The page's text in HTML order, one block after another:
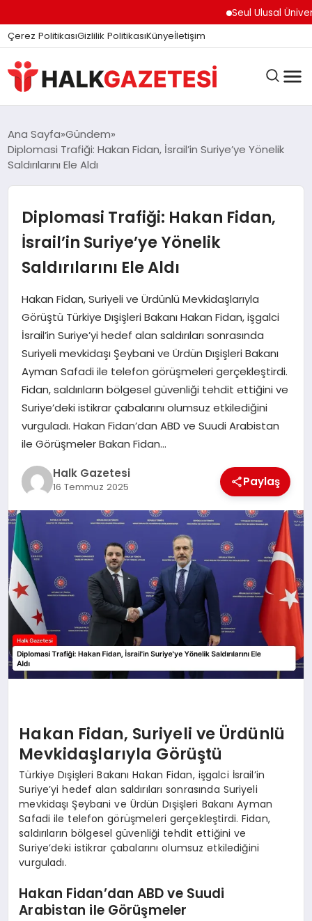
Seul Ulusal
Çerez PolitikasıGizlilik PolitikasıKünyeİletişim
DÜNYA
EĞITIM
EKONOMI
MAGAZIN
SAĞLIK
SIYASET
SPOR
TEKNOLOJI
YAŞAM
Ana Sayfa Gündem
Diplomasi Trafiği: Hakan Fidan, İsrail’in Suriye’ye Yönelik
Saldırılarını Ele Aldı
Diplomasi Trafiği: Hakan Fidan,
İsrail’in Suriye’ye Yönelik
Saldırılarını Ele Aldı
Hakan Fidan, Suriyeli ve Ürdünlü Mevkidaşlarıyla
Görüştü Türkiye Dışişleri Bakanı Hakan Fidan, işgalci
İsrail’in Suriye’yi hedef alan saldırıları sonrasında
Suriyeli mevkidaşı Şeybani ve Ürdün Dışişleri Bakanı
Ayman Safadi ile telefon görüşmeleri gerçekleştirdi.
Fidan, saldırıların bölgesel güvenliği tehdit ettiğini ve
Suriye’deki istikrar çabalarını olumsuz etkilediğini
vurguladı. Hakan Fidan’dan ABD ve Suudi Arabistan
ile Görüşmeler Bakan Fidan…
Halk Gazetesi
16 Temmuz 2025 Paylaş
Hakan Fidan, Suriyeli ve Ürdünlü
Mevkidaşlarıyla Görüştü
Türkiye Dışişleri Bakanı Hakan Fidan, işgalci İsrail’in
Suriye’yi hedef alan saldırıları sonrasında Suriyeli
mevkidaşı Şeybani ve Ürdün Dışişleri Bakanı Ayman
Safadi ile telefon görüşmeleri gerçekleştirdi. Fidan,
saldırıların bölgesel güvenliği tehdit ettiğini ve
Suriye’deki istikrar çabalarını olumsuz etkilediğini
vurguladı.
Hakan Fidan’dan ABD ve Suudi
Arabistan ile Görüşmeler